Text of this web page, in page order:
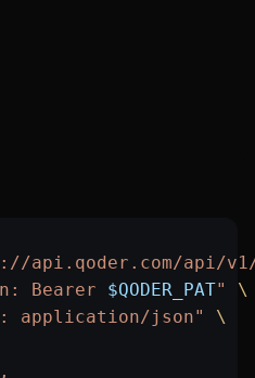
api.qoder.com/api/v1/
Bearer $QODER_PAT"
\
application/json"
\